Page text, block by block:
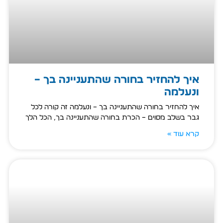
איך להחזיר בחורה שהתעניינה בך –
ונעלמה
איך להחזיר בחורה שהתעניינה בך – ונעלמה זה קורה לכל
גבר בשלב מסוים – הכרת בחורה שהתעניינה בך, הכל הלך
קרא עוד »